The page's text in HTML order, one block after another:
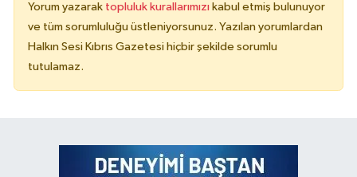
Yorum yazarak topluluk kurallarımızı kabul etmiş bulunuyor
ve tüm sorumluluğu üstleniyorsunuz. Yazılan yorumlardan
Halkın Sesi Kıbrıs Gazetesi hiçbir şekilde sorumlu
tutulamaz.